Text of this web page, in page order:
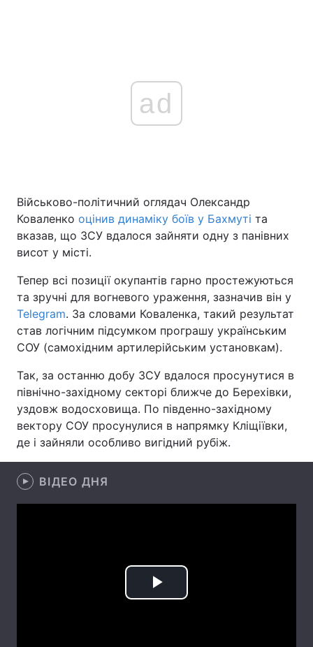
Економіка Світ
Техно і зв'язок Лайт
Зброя
Здоров'я Туризм
Екологія Регіони
Лонгріди
Відео з Youtube
Інтерв'ю Думки
ad
Військово-політичний оглядач Олександр
Коваленко оцінив динаміку боїв у Бахмуті та
вказав, що ЗСУ вдалося зайняти одну з панівних
висот у місті.
Тепер всі позиції окупантів гарно простежуються
та зручні для вогневого ураження, зазначив він у
Telegram. За словами Коваленка, такий результат
став логічним підсумком програшу українським
СОУ (самохідним артилерійським установкам).
Так, за останню добу ЗСУ вдалося просунутися в
північно-західному секторі ближче до Берехівки,
уздовж водосховища. По південно-західному
вектору СОУ просунулися в напрямку Кліщіївки,
де і зайняли особливо вигідний рубіж.
ВІДЕО ДНЯ
Play